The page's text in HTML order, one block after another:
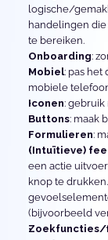
logische/
handelingen
te bereiken.
Onboarding:
Mobiel: pas het
mobiele
Iconen:
Buttons: maak
Formulieren:
(Intuïtieve)
een actie
knop te
(bijvoorbeeld